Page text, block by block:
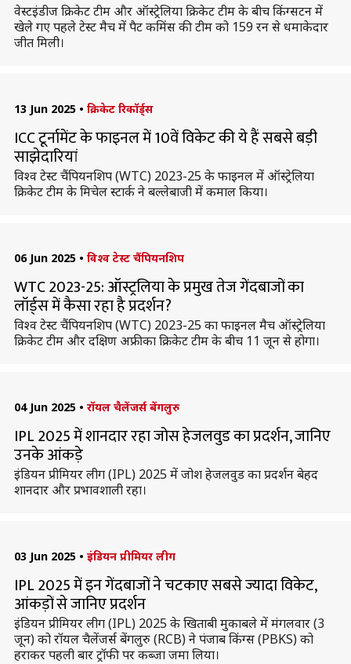
वेस्टइंडीज क्रिकेट टीम और ऑस्ट्रेलिया क्रिकेट टीम के बीच किंग्सटन में
खेले गए पहले टेस्ट मैच में पैट कमिंस की टीम को 159 रन से धमाकेदार
जीत मिली।
13 Jun 2025 • क्रिकेट रिकॉर्ड्स
ICC टूर्नामेंट के फाइनल में 10वें विकेट की ये हैं सबसे बड़ी
साझेदारियां
विश्व टेस्ट चैंपियनशिप (WTC) 2023-25 के फाइनल में ऑस्ट्रेलिया
क्रिकेट टीम के मिचेल स्टार्क ने बल्लेबाजी में कमाल किया।
06 Jun 2025 • विश्व टेस्ट चैंपियनशिप
WTC 2023-25: ऑस्ट्रलिया के प्रमुख तेज गेंदबाजों का
लॉर्ड्स में कैसा रहा है प्रदर्शन?
विश्व टेस्ट चैंपियनशिप (WTC) 2023-25 का फाइनल मैच ऑस्ट्रेलिया
क्रिकेट टीम और दक्षिण अफ्रीका क्रिकेट टीम के बीच 11 जून से होगा।
04 Jun 2025 • रॉयल चैलेंजर्स बेंगलुरु
IPL 2025 में शानदार रहा जोस हेजलवुड का प्रदर्शन, जानिए
उनके आंकड़े
इंडियन प्रीमियर लीग (IPL) 2025 में जोश हेजलवुड का प्रदर्शन बेहद
शानदार और प्रभावशाली रहा।
03 Jun 2025 • इंडियन प्रीमियर लीग
IPL 2025 में इन गेंदबाजों ने चटकाए सबसे ज्यादा विकेट,
आंकड़ों से जानिए प्रदर्शन
इंडियन प्रीमियर लीग (IPL) 2025 के खिताबी मुकाबले में मंगलवार (3
जून) को रॉयल चैलेंजर्स बेंगलुरु (RCB) ने पंजाब किंग्स (PBKS) को
हराकर पहली बार ट्रॉफी पर कब्जा जमा लिया।